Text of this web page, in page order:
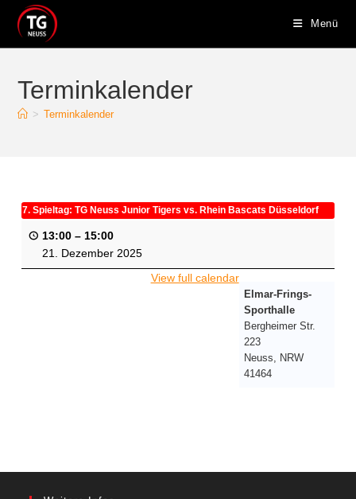
Menü
Terminkalender
> Terminkalender
7. Spieltag: TG Neuss Junior Tigers vs. Rhein Bascats Düsseldorf
13:00 – 15:00
21. Dezember 2025
Elmar-Frings-
Sporthalle
Bergheimer Str.
223
Neuss, NRW
41464
View full calendar